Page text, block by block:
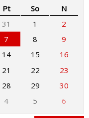
Pt So
N
31 1
2
7 8
9
14 15
16
21 22
23
28 29
30
4 5 6